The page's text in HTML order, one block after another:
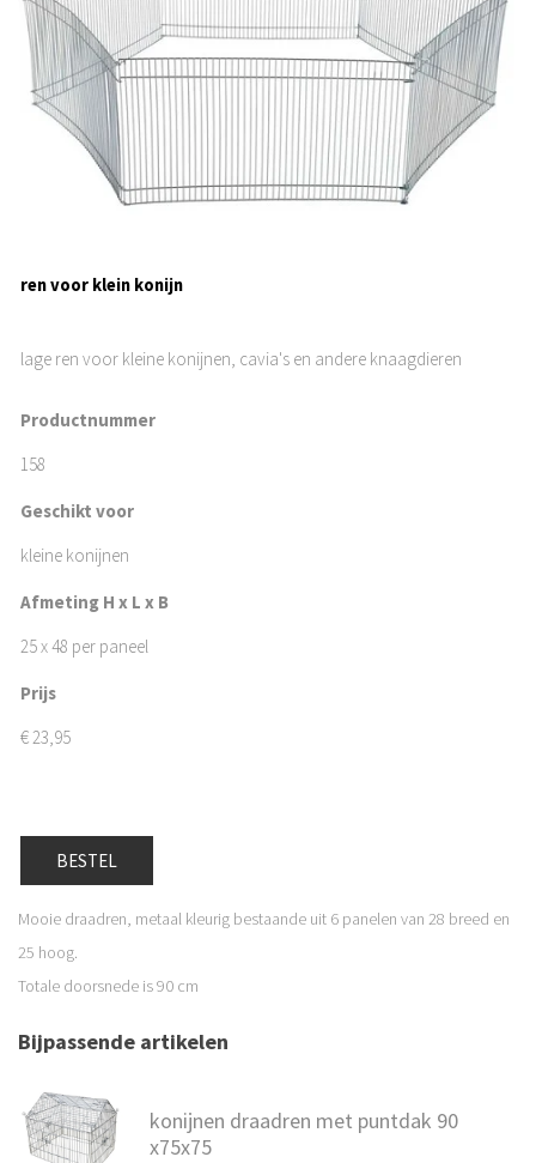
ren voor klein konijn
lage ren voor kleine konijnen, cavia's en andere knaagdieren
Productnummer
158
Geschikt voor
kleine konijnen
Afmeting H x L x B
25 x 48 per paneel
Prijs
€23,95
BESTEL
Mooie draadren, metaal kleurig bestaande uit 6 panelen van 28 breed en
25 hoog.
Totale doorsnede is 90 cm
Bijpassende artikelen
konijnen draadren met puntdak 90
x75x75